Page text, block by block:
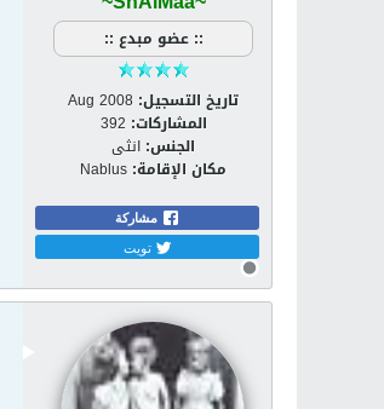
:: عضو مبدع ::
تاريخ التسجيل: Aug 2008
المشاركات: 392
الجنس: انثى
مكان الإقامة: Nablus
مشاركة
تويت